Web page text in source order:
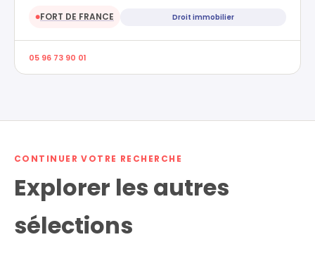
●FORT DE FRANCE Droit immobilier
05 96 73 90 01
CONTINUER VOTRE RECHERCHE
Explorer les autres
sélections